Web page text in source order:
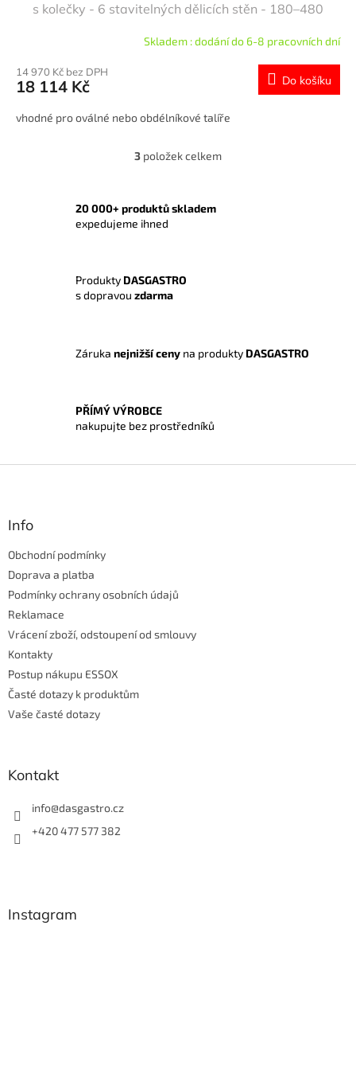
s kolečky - 6 stavitelných dělicích stěn - 180–480
Skladem : dodání do 6-8 pracovních dní
14 970 Kč bez DPH
18 114 Kč Do košíku
vhodné pro oválné nebo obdélníkové talíře
O
á
p
v
s
u
3 položek celkem
20 000+ produktů skladem
expedujeme ihned
Produkty DASGASTRO
s dopravou zdarma
Záruka nejnižší ceny na produkty DASGASTRO
PŘÍMÝ VÝROBCE
nakupujte bez prostředníků
Z
Info
Obchodní podmínky
Doprava a platba
Podmínky ochrany osobních údajů
Reklamace
Vrácení zboží, odstoupení od smlouvy
Kontakty
Postup nákupu ESSOX
Časté dotazy k produktům
Vaše časté dotazy
Kontakt
info@dasgastro.cz
+420 477 577 382
Instagram